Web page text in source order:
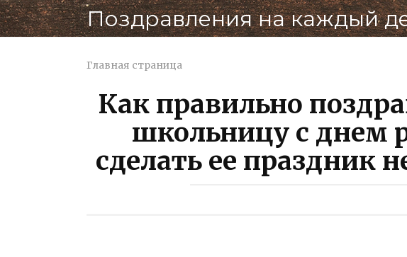
Перейти
к
Поздравления на каждый
Главная страница
Как правильно
школьницу с днем
сделать ее праздник